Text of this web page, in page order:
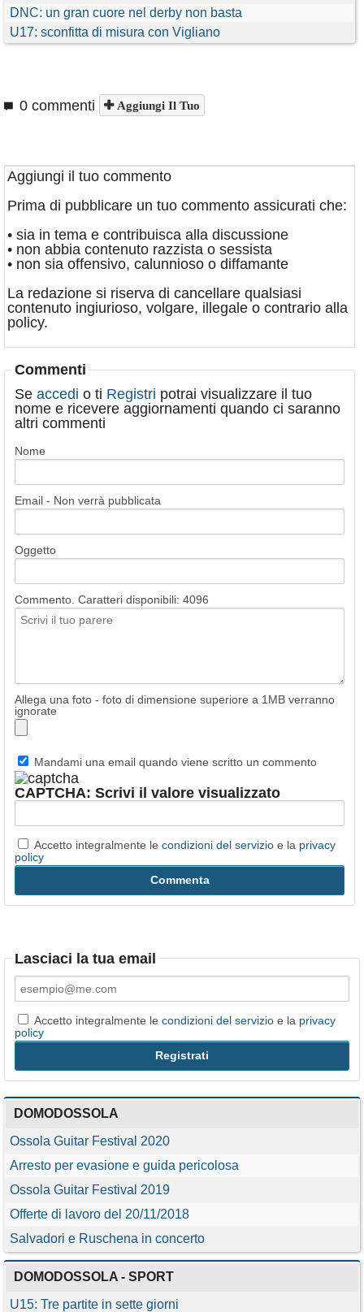
DNC: un gran cuore nel derby non basta
U17: sconfitta di misura con Vigliano
0 commenti Aggiungi Il Tuo
Aggiungi il tuo commento
Prima di pubblicare un tuo commento assicurati che:
• sia in tema e contribuisca alla discussione
• non abbia contenuto razzista o sessista
• non sia offensivo, calunnioso o diffamante
La redazione si riserva di cancellare qualsiasi
contenuto ingiurioso, volgare, illegale o contrario alla
policy.
Commenti
Se accedi o ti Registri potrai visualizzare il tuo
nome e ricevere aggiornamenti quando ci saranno
altri commenti
Nome
Email - Non verrà pubblicata
Oggetto
Commento. Caratteri disponibili: 4096
Allega una foto - foto di dimensione superiore a 1MB verranno
ignorate
Mandami una email quando viene scritto un commento
CAPTCHA: Scrivi il valore visualizzato
Accetto integralmente le condizioni del servizio e la privacy
policy
Lasciaci la tua email
Accetto integralmente le condizioni del servizio e la privacy
policy
DOMODOSSOLA
Ossola Guitar Festival 2020
Arresto per evasione e guida pericolosa
Ossola Guitar Festival 2019
Offerte di lavoro del 20/11/2018
Salvadori e Ruschena in concerto
DOMODOSSOLA - SPORT
U15: Tre partite in sette giorni